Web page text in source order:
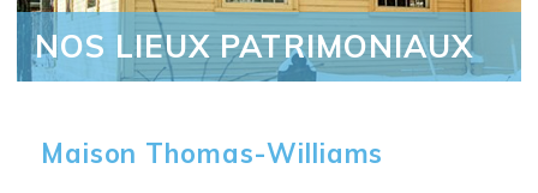
NOS LIEUX PATRIMONIAUX
Maison Thomas-Williams